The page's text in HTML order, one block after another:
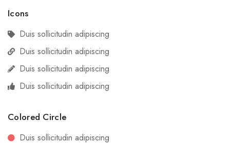
Icons
Duis sollicitudin adipiscing
Duis sollicitudin adipiscing
Duis sollicitudin adipiscing
Duis sollicitudin adipiscing
Colored Circle
Duis sollicitudin adipiscing